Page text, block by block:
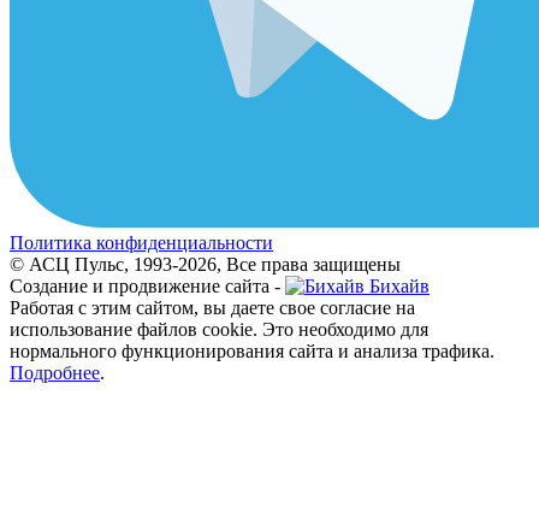
Политика конфиденциальности
© АСЦ Пульс, 1993-2026, Все права защищены
Создание и продвижение сайта -
Бихайв
Работая с этим сайтом, вы даете свое согласие на
использование файлов cookie. Это необходимо для
нормального функционирования сайта и анализа трафика.
Подробнее.